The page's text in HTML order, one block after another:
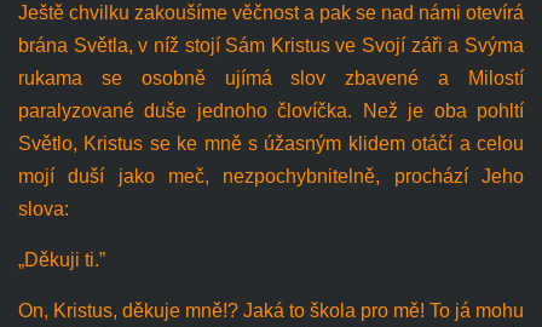
Ještě chvilku zakoušíme věčnost a pak se nad námi otevírá
brána Světla, v níž stojí Sám Kristus ve Svojí záři a Svýma
rukama se osobně ujímá slov zbavené a Milostí
paralyzované duše jednoho človíčka. Než je oba pohltí
Světlo, Kristus se ke mně s úžasným klidem otáčí a celou
mojí duší jako meč, nezpochybnitelně, prochází Jeho
slova:
„Děkuji ti.”
On, Kristus, děkuje mně!? Jaká to škola pro mě! To já mohu